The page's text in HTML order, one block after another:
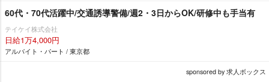
60代・70代活躍中/交通誘導警備/週2・3日からOK/研修中も手当有
テイケイ株式会社
日給1万4,000円
アルバイト・パート / 東京都
sponsored by 求人ボックス